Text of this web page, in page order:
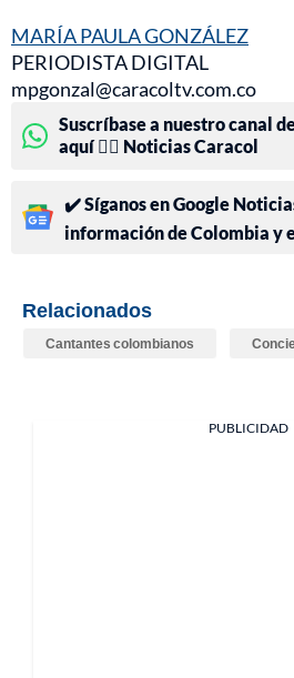
MARÍA PAULA GONZÁLEZ
PERIODISTA DIGITAL
mpgonzal@caracoltv.com.co
Suscríbase a nuestro canal
aquí 👉🏻 Noticias Caracol
✔️ Síganos en Google
información de Colombia y
Relacionados
Cantantes colombianos
PUBLICIDAD